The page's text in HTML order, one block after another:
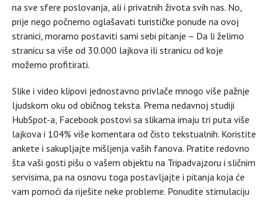
na sve sfere poslovanja, ali i privatnih života svih nas. No,
prije nego počnemo oglašavati turističke ponude na ovoj
stranici, moramo postaviti sami sebi pitanje – Da li želimo
stranicu sa više od 30.000 lajkova ili stranicu od koje
možemo profitirati.
Slike i video klipovi jednostavno privlače mnogo više pažnje
ljudskom oku od običnog teksta. Prema nedavnoj studiji
HubSpot-a, Facebook postovi sa slikama imaju tri puta više
lajkova i 104% više komentara od čisto tekstualnih. Koristite
ankete i sakupljajte mišljenja vaših fanova. Pratite redovno
šta vaši gosti pišu o vašem objektu na Tripadvajzoru i sličnim
servisima, pa na osnovu toga postavljajte i pitanja koja će
vam pomoći da riješite neke probleme. Ponudite stimulaciju